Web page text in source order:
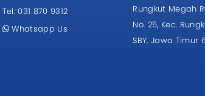
Tel: 031 870 9312
Whatsapp Us
Rungkut Megah
No. 25, Kec.
SBY, Jawa Timur